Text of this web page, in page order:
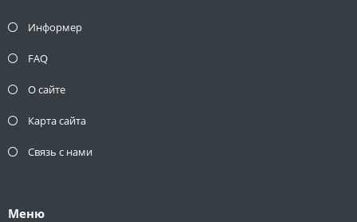
Информер
FAQ
О сайте
Карта сайта
Связь с нами
Меню